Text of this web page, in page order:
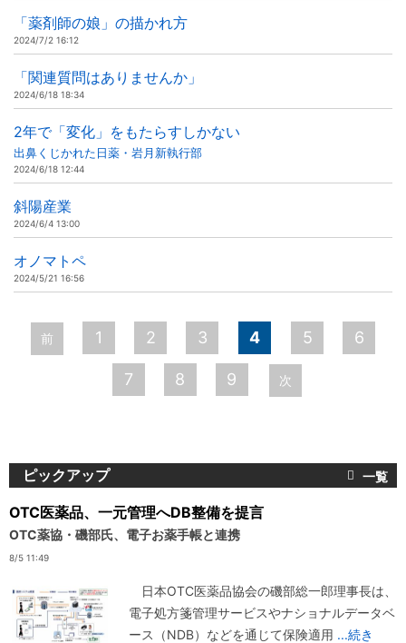
「薬剤師の娘」の描かれ方
2024/7/2 16:12
「関連質問はありませんか」
2024/6/18 18:34
2年で「変化」をもたらすしかない
出鼻くじかれた日薬・岩月新執行部
2024/6/18 12:44
斜陽産業
2024/6/4 13:00
オノマトペ
2024/5/21 16:56
ペ
ー
前 1 2 3 4 5 6
7 8 9 次
ピックアップ
OTC医薬品、一元管理へDB整備を提言
OTC薬協・磯部氏、電子お薬手帳と連携
8/5 11:49
日本OTC医薬品協会の磯部総一郎理事長は、
電子処方箋管理サービスやナショナルデータベ
ース（NDB）などを通じて保険適用 ...続き